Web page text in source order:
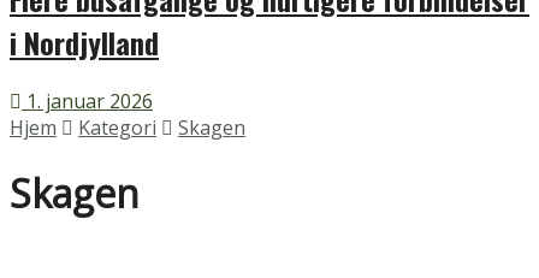
i Nordjylland
1. januar 2026
Hjem
Kategori Skagen
Skagen